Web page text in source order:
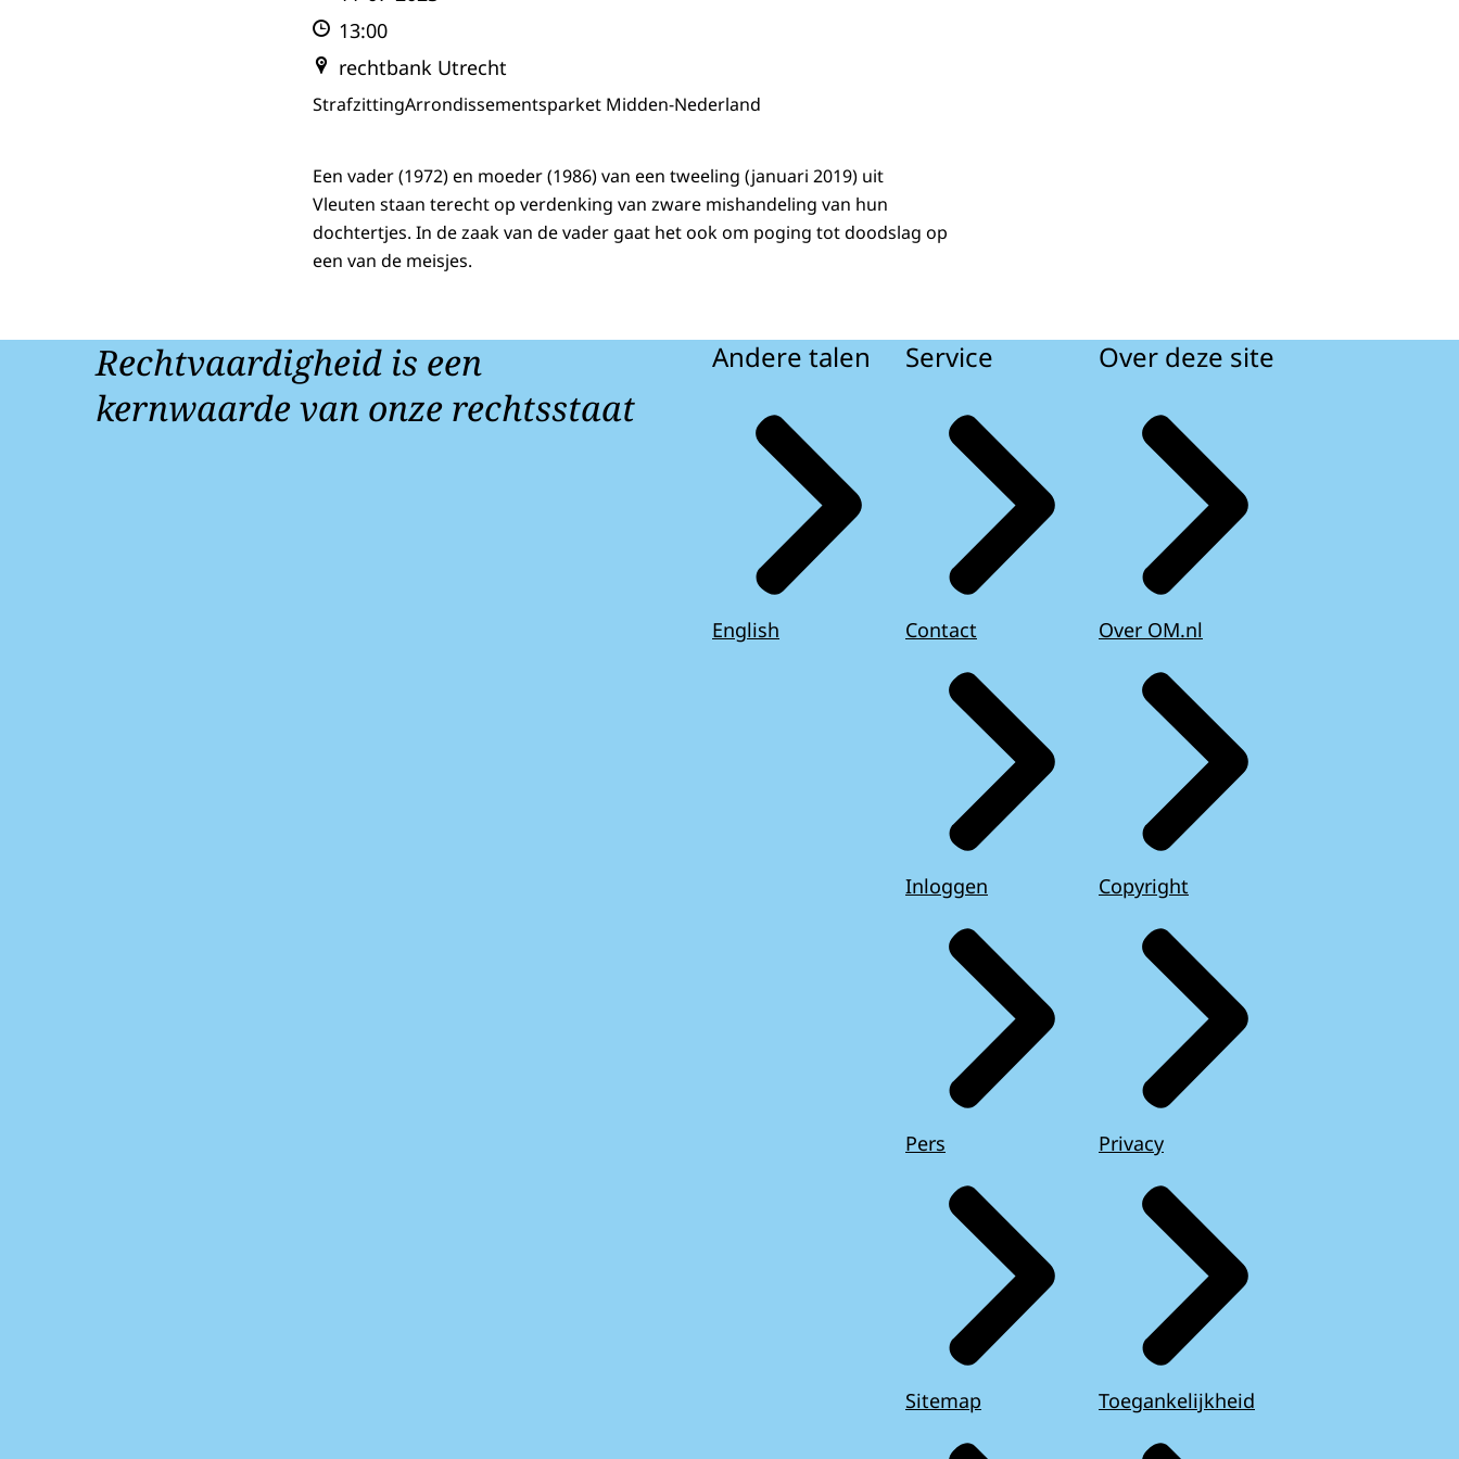
13:00
rechtbank Utrecht
StrafzittingArrondissementsparket Midden-Nederland
Een vader (1972) en moeder (1986) van een tweeling (januari 2019) uit
Vleuten staan terecht op verdenking van zware mishandeling van hun
dochtertjes. In de zaak van de vader gaat het ook om poging tot doodslag op
een van de meisjes.
Rechtvaardigheid is een
kernwaarde van onze rechtsstaat
Andere talen
English
Service
Contact
Inloggen
Pers
Sitemap
Over deze site
Over OM.nl
Copyright
Privacy
Toegankelijkheid